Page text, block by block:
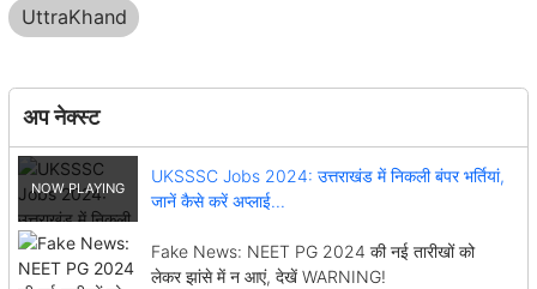
UttraKhand
अप नेक्स्ट
UKSSSC Jobs 2024: उत्तराखंड में निकली बंपर भर्तियां,
जानें कैसे करें अप्लाई...
Fake News: NEET PG 2024 की नई तारीखों को
लेकर झांसे में न आएं, देखें WARNING!